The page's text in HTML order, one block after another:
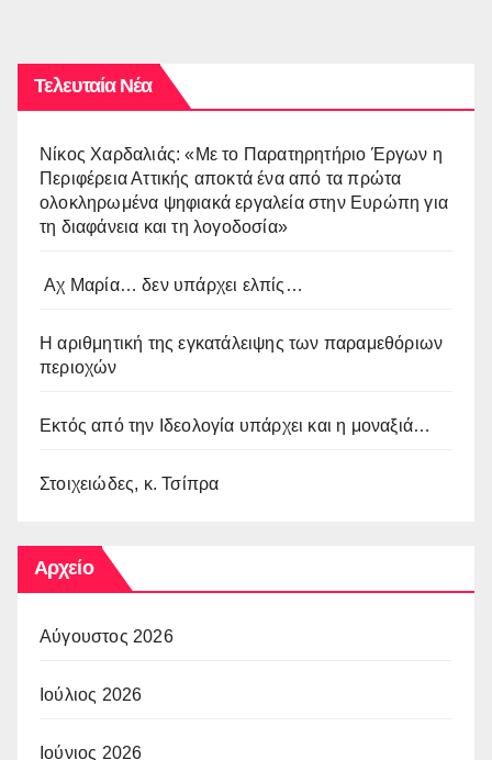
Τελευταία Νέα
Νίκος Χαρδαλιάς: «Με το Παρατηρητήριο Έργων η
Περιφέρεια Αττικής αποκτά ένα από τα πρώτα
ολοκληρωμένα ψηφιακά εργαλεία στην Ευρώπη για
τη διαφάνεια και τη λογοδοσία»
Αχ Μαρία… δεν υπάρχει ελπίς…
Η αριθμητική της εγκατάλειψης των παραμεθόριων
περιοχών
Εκτός από την Ιδεολογία υπάρχει και η μοναξιά…
Στοιχειώδες, κ. Τσίπρα
Αρχείο
Αύγουστος 2026
Ιούλιος 2026
Ιούνιος 2026